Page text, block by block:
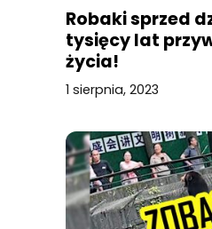
Robaki sprzed
tysięcy lat
życia!
1 sierpnia, 2023